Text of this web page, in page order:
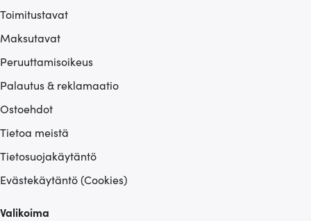
Toimitustavat
Maksutavat
Peruuttamisoikeus
Palautus & reklamaatio
Ostoehdot
Tietoa meistä
Tietosuojakäytäntö
Evästekäytäntö (Cookies)
Valikoima